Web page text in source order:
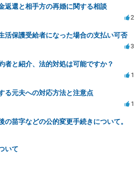
返還と相手方の再婚に関する相談
2
活保護受給者になった場合の支払い可否
3
者と紹介、法的対処は可能ですか？
1
る元夫への対応方法と注意点
1
の苗字などの公的変更手続きについて。
いて